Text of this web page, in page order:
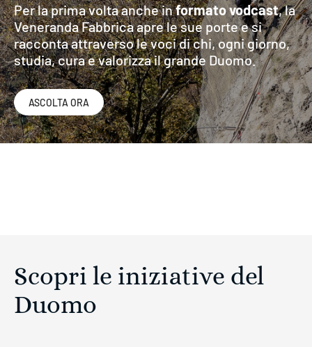
Per la prima volta anche informato vodcast, la
Veneranda Fabbrica apre le sue porte e si
racconta attraverso le voci di chi, ogni giorno,
studia, cura e valorizza il grande Duomo.
ASCOLTA ORA
Accessibilità
VEDI
Catalogo
Digitale
Scopri le iniziative del
Duomo